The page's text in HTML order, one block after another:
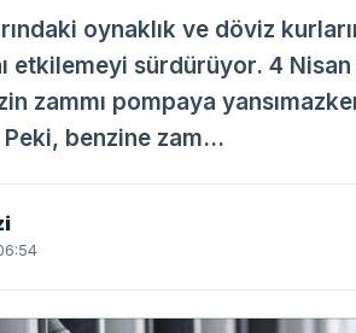
oynaklık ve döviz
etkilemeyi sürdürüyor. 4
zammı pompaya
benzine zam...